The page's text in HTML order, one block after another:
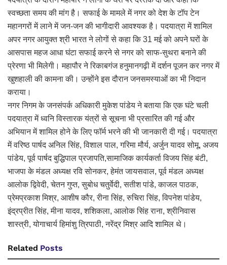
स्वच्छता समय की मांग है। सफाई के मामले में नगर को देश के टॉप टेन
महानगरों में लाने में जन-जन की भागीदारी आवश्यक है। पदयात्रा में शामिल
अपर नगर आयुक्त श्री भारत ने लोगों से कहा कि 31 मई को अपने घरों के
आसपास महज आधा घंटा सफाई करने से नगर को साफ-सुथरा बनाने की
प्रेरणा भी मिलेगी। महापौर ने रिकाबगंज हनुमानगढ़ी में दर्शन पूजन कर नगर में
खुशहाली की कामना की। उन्होंने इस दौरान जनसमस्याओं का भी निदान
कराया।
नगर निगम के जनसंपर्क अधिकारी मुकेश पांडेय ने बताया कि एक घंटे चली
पदयात्रा में ध्वनि विस्तारक यंत्रों से सूचना भी प्रसारित की गई और
अभियान में शामिल होने के लिए फॉर्म भरने की भी जानकारी दी गई। पदयात्रा
में वरिष्ठ पार्षद अनिल सिंह, विशाल पाल, गरिमा मौर्य, अर्जुन यादव सोमू, अजय
पांडेय, पूर्व पार्षद बुद्धिपाल प्रजापति,सामाजिक कार्यकर्ता विजय सिंह बंटी,
भाजपा के मंडल अध्यक्ष रवि सोनकर, हेमंत जायसवाल, पूर्व मंडल अध्यक्ष
आलोक द्विवेदी, चेतन गुप्त, सुबोध चतुर्वेदी, सतीश पांडे, काजल पाठक,
प्रेमप्रकाश मिश्र, आशीष कौर, रीना सिंह, रुचिरा सिंह, विपनेश पांडेय,
इंद्रप्रीत सिंह, मीना यादव, शशिकला, आलोक सिंह राना, श्रीनिवास
शास्त्री, योगाचार्य हिमांशु त्रिपाठी, नरेंद्र मिश्र आदि शामिल थे।
Related Posts